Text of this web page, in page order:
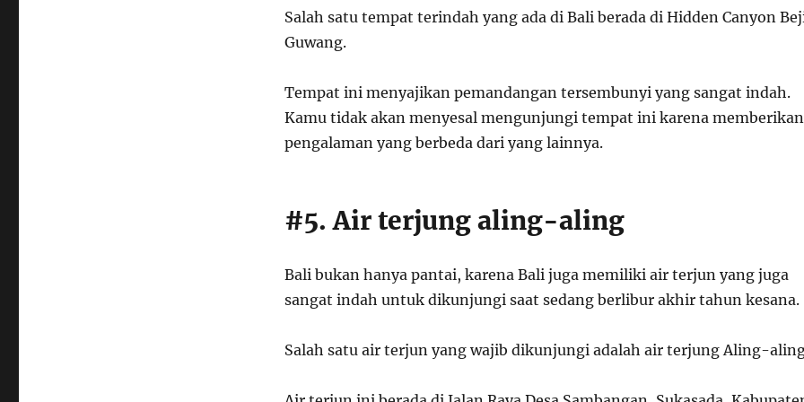
Salah satu tempat terindah yang ada di Bali berada di Hidden Canyon
Guwang.
Tempat ini menyajikan pemandangan tersembunyi yang sangat indah.
Kamu tidak akan menyesal mengunjungi tempat ini karena memberikan
pengalaman yang berbeda dari yang lainnya.
#5. Air terjung aling-aling
Bali bukan hanya pantai, karena Bali juga memiliki air terjun yang juga
sangat indah untuk dikunjungi saat sedang berlibur akhir tahun kesana.
Salah satu air terjun yang wajib dikunjungi adalah air terjung Aling-